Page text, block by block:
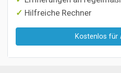
Hilfreiche Rechner
Kostenlos für